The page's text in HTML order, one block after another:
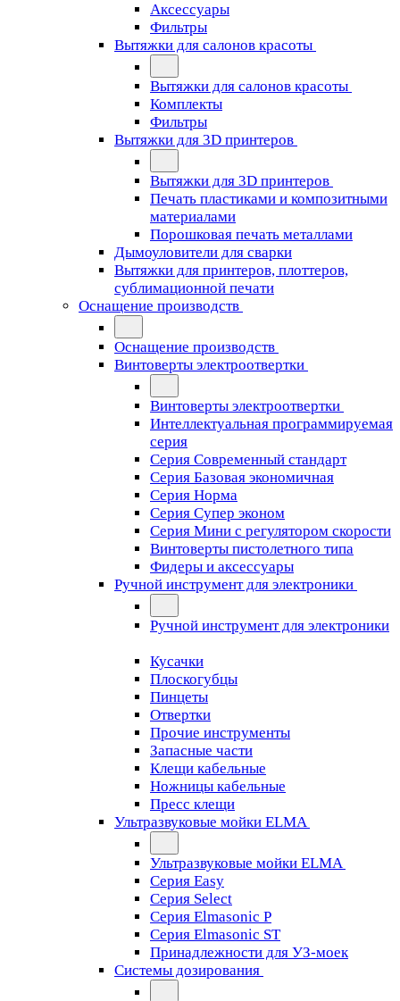
Аксессуары
Фильтры
Вытяжки для салонов красоты
Вытяжки для салонов красоты
Комплекты
Фильтры
Вытяжки для 3D принтеров
Вытяжки для 3D принтеров
Печать пластиками и композитными
материалами
Порошковая печать металлами
Дымоуловители для сварки
Вытяжки для принтеров, плоттеров,
сублимационной печати
Оснащение производств
Оснащение производств
Винтоверты электроотвертки
Винтоверты электроотвертки
Интеллектуальная программируемая
серия
Серия Современный стандарт
Серия Базовая экономичная
Серия Норма
Серия Cупер эконом
Серия Мини с регулятором скорости
Винтоверты пистолетного типа
Фидеры и аксессуары
Ручной инструмент для электроники
Ручной инструмент для электроники
Кусачки
Плоскогубцы
Пинцеты
Отвертки
Прочие инструменты
Запасные части
Клещи кабельные
Ножницы кабельные
Пресс клещи
Ультразвуковые мойки ELMA
Ультразвуковые мойки ELMA
Серия Easy
Серия Select
Серия Elmasonic P
Серия Elmasonic ST
Принадлежности для УЗ-моек
Системы дозирования